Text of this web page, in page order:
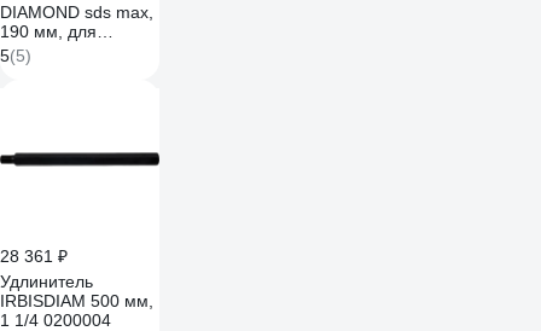
DIAMOND sds max,
190 мм, для
алмазных коронок
1_1/4unc, 290830
5(5)
28 361 ₽
Удлинитель
IRBISDIAM 500 мм,
1 1/4 0200004